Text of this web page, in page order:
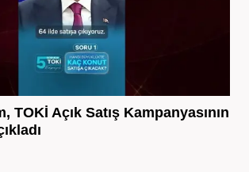
TOKİ Açık Satış Kampanyasının